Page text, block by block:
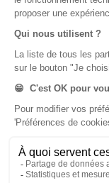
digiSchool Code
Examens blancs
Code gratuit